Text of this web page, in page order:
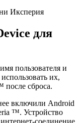
Иксперия
для
пользователя и
их,
после сброса.
включили Android
™. Устройство